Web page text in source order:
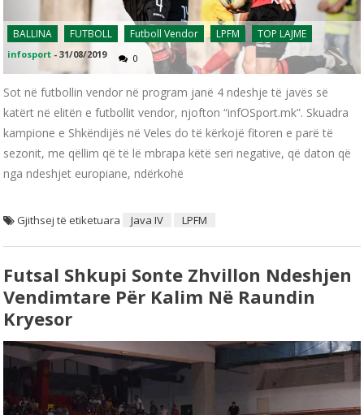
BALLINA FUTBOLL Futboll Vendor LPFM TOP LAJME
infosport -31/08/2019 0
Sot në futbollin vendor në program janë 4 ndeshje të javës së
katërt në elitën e futbollit vendor, njofton “infOSport.mk”. Skuadra
kampione e Shkëndijës në Veles do të kërkojë fitoren e parë të
sezonit, me qëllim që të lë mbrapa këtë seri negative, që daton që
nga ndeshjet europiane, ndërkohë
Gjithsej të etiketuara Java IV LPFM
Futsal Shkupi Sonte Zhvillon Ndeshjen
Vendimtare Për Kalim Në Raundin
Kryesor